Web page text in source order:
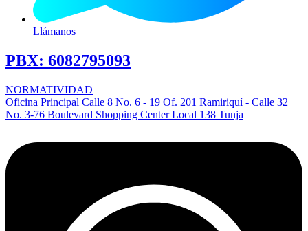
Llámanos
PBX: 6082795093
NORMATIVIDAD
Oficina Principal Calle 8 No. 6 - 19 Of. 201 Ramiriquí - Calle 32
No. 3-76 Boulevard Shopping Center Local 138 Tunja